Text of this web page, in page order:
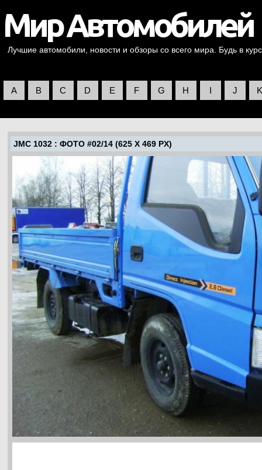
Лучшие автомобили, новости и обзоры со всего мира. Будь в
A B C D E F G H I J K
JMC 1032 : ФОТО #02/14 (625 X 469 PX)